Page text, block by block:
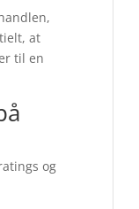
at
til en
og